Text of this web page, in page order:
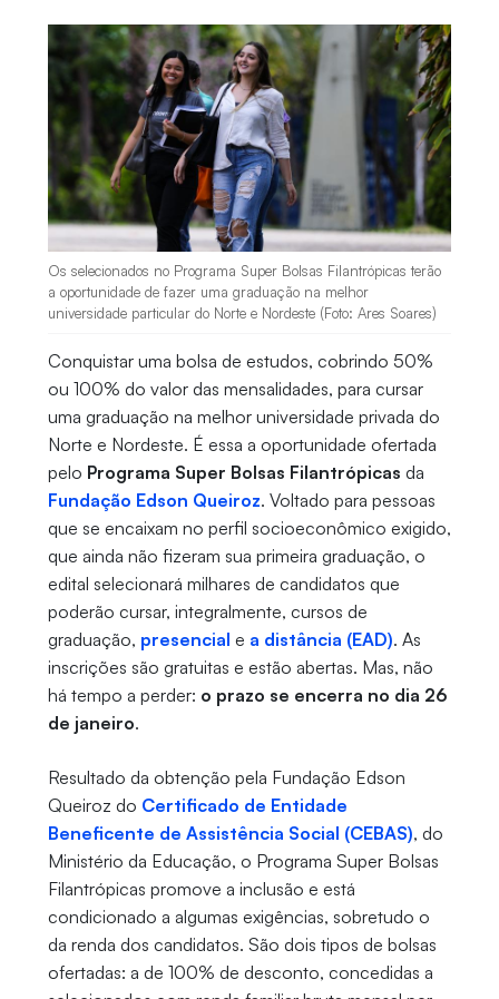
Os selecionados no Programa Super Bolsas Filantrópicas terão
a oportunidade de fazer uma graduação na melhor
universidade particular do Norte e Nordeste (Foto: Ares Soares)
Conquistar uma bolsa de estudos, cobrindo 50%
ou 100% do valor das mensalidades, para cursar
uma graduação na melhor universidade privada do
Norte e Nordeste. É essa a oportunidade ofertada
pelo Programa Super Bolsas Filantrópicas da
Fundação Edson Queiroz. Voltado para pessoas
que se encaixam no perfil socioeconômico exigido,
que ainda não fizeram sua primeira graduação, o
edital selecionará milhares de candidatos que
poderão cursar, integralmente, cursos de
graduação, presencial e a distância (EAD). As
inscrições são gratuitas e estão abertas. Mas, não
há tempo a perder: o prazo se encerra no dia 26
de janeiro.
Resultado da obtenção pela Fundação Edson
Queiroz do Certificado de Entidade
Beneficente de Assistência Social (CEBAS), do
Ministério da Educação, o Programa Super Bolsas
Filantrópicas promove a inclusão e está
condicionado a algumas exigências, sobretudo o
da renda dos candidatos. São dois tipos de bolsas
ofertadas: a de 100% de desconto, concedidas a